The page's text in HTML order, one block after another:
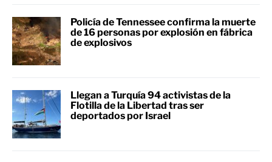
Policía de Tennessee confirma la muerte
de 16 personas por explosión en fábrica
de explosivos
Llegan a Turquía 94 activistas de la
Flotilla de la Libertad tras ser
deportados por Israel